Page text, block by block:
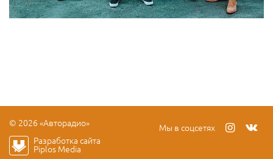
© 2026 «Авторадио»
Мы в соцсетях
Разработка сайта
Piplos Media